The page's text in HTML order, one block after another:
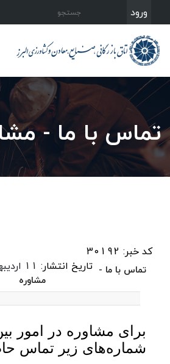
ورود
تماس با ما -
کد خبر: 30192
تاریخ انتشار: 11 اردیبهشت 1403 - 11:36 تماس با ما -
مشاوره
برای مشاوره در امور
شماره‌های زیر تماس